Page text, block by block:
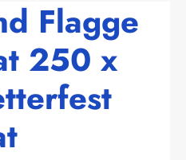
Flagge
250 x